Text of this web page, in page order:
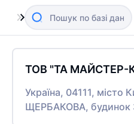
ТОВ "ТА МАЙСТЕР-
Україна, 04111, місто
ЩЕРБАКОВА, будинок